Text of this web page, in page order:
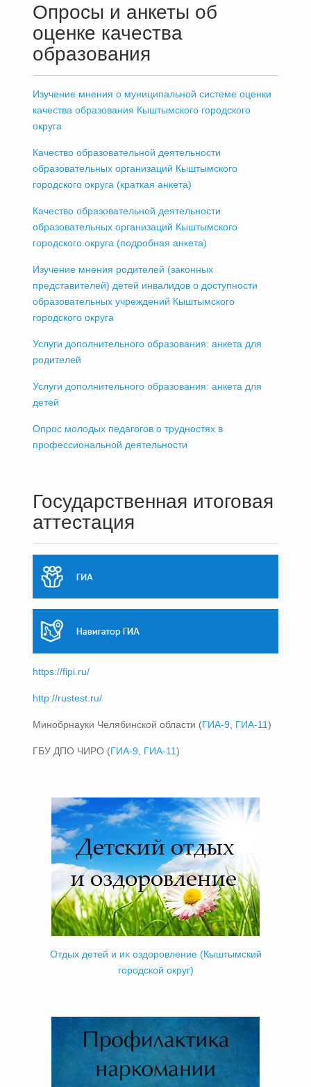
Опросы и анкеты об
оценке качества
образования
Изучение мнения о муниципальной системе оценки
качества образования Кыштымского городского
округа
Качество образовательной деятельности
образовательных организаций Кыштымского
городского округа (краткая анкета)
Качество образовательной деятельности
образовательных организаций Кыштымского
городского округа (подробная анкета)
Изучение мнения родителей (законных
представителей) детей инвалидов о доступности
образовательных учреждений Кыштымского
городского округа
Услуги дополнительного образования: анкета для
родителей
Услуги дополнительного образования: анкета для
детей
Опрос молодых педагогов о трудностях в
профессиональной деятельности
Государственная итоговая
аттестация
https://fipi.ru/
http://rustest.ru/
Минобрнауки Челябинской области (ГИА-9 ГИА-11)
ГБУ ДПО ЧИРО (ГИА-9 ГИА-11)
Отдых детей и их оздоровление (Кыштымский
городской округ)